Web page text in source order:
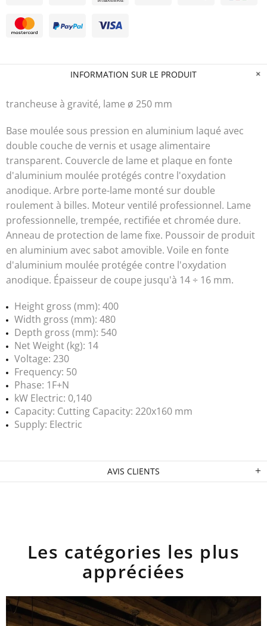
INFORMATION SUR LE PRODUIT
trancheuse à gravité, lame ø 250 mm
Base moulée sous pression en aluminium laqué avec
double couche de vernis et usage alimentaire
transparent. Couvercle de lame et plaque en fonte
d'aluminium moulée protégés contre l'oxydation
anodique. Arbre porte-lame monté sur double
roulement à billes. Moteur ventilé professionnel. Lame
professionnelle, trempée, rectifiée et chromée dure.
Anneau de protection de lame fixe. Poussoir de produit
en aluminium avec sabot amovible. Voile en fonte
d'aluminium moulée protégée contre l'oxydation
anodique. Épaisseur de coupe jusqu'à 14 ÷ 16 mm.
Height gross (mm): 400
Width gross (mm): 480
Depth gross (mm): 540
Net Weight (kg): 14
Voltage: 230
Frequency: 50
Phase: 1F+N
kW Electric: 0,140
Capacity: Cutting Capacity: 220x160 mm
Supply: Electric
AVIS CLIENTS
Les catégories les plus
appréciées